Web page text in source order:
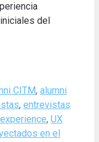
del
CITM, alumni
, entrevistas
, UX
en el